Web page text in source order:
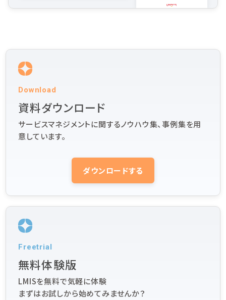
Download
資料ダウンロード
サービスマネジメントに関するノウハウ集、事例集を用
意しています。
ダウンロードする
Freetrial
無料体験版
LMISを無料で気軽に体験
まずはお試しから始めてみませんか？